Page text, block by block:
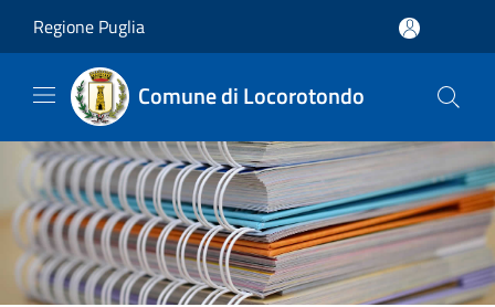
Regione Puglia
Comune di Locorotondo